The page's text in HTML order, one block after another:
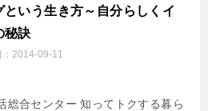
いう生き方～自分らしくイ
秘訣
2014-09-11
総合センター 知ってトクする暮ら